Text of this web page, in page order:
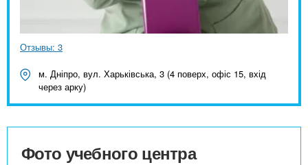
Отзывы: 3
м. Дніпро, вул. Харьківська, 3 (4 поверх, офіс 15, вхід
через арку)
Фото учебного центра